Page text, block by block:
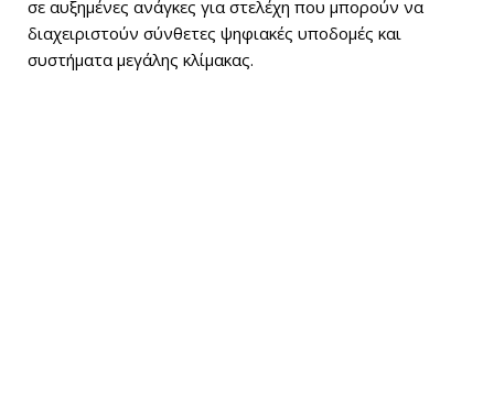
σε αυξημένες ανάγκες για στελέχη που μπορούν να
διαχειριστούν σύνθετες ψηφιακές υποδομές και
συστήματα μεγάλης κλίμακας.